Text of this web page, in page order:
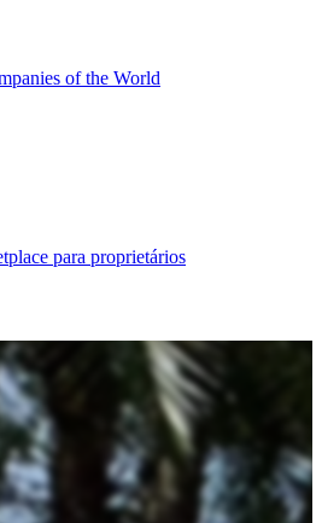
of the World
para proprietários